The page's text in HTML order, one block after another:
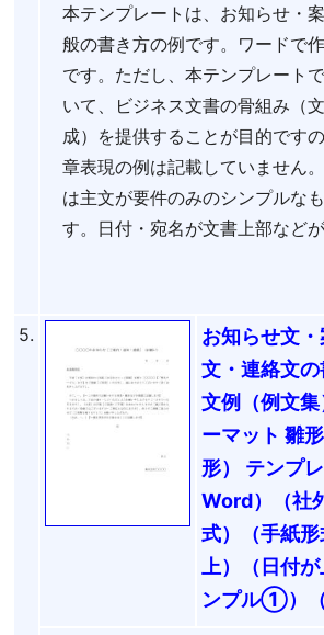
本テンプレートは、お知らせ・
般の書き方の例です。ワードで
です。ただし、本テンプレート
いて、ビジネス文書の骨組み（
成）を提供することが目的です
章表現の例は記載していません
は主文が要件のみのシンプルな
す。日付・宛名が文書上部などが
5.
お知らせ文
文・連絡文の
文例（例文
ーマット 雛
形） テンプ
Word）（社
式）（手紙
上）（日付
ンプル①）（